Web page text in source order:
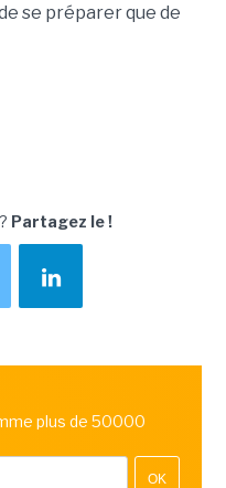
se préparer que de
Partagez le !
plus de 50000
OK